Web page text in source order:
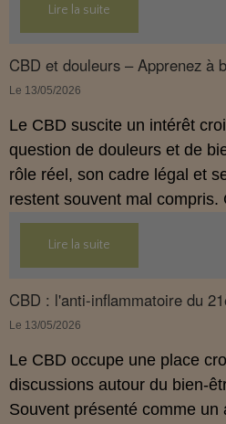
usages externes du CBD
propose une mise au point
comprendre comment le
démarche de prévention,
Lire la suite
CBD et douleurs – Apprenez à
Le 13/05/2026
Le CBD suscite un intérêt
question de douleurs et de
rôle réel, son cadre légal et
restent souvent mal
mise au point claire,
réglementation française de
comprendre comment le
approche globale de
Lire la suite
CBD : l'anti-inflammatoire du
Le 13/05/2026
Le CBD occupe une place
discussions autour du
Souvent présenté comme un